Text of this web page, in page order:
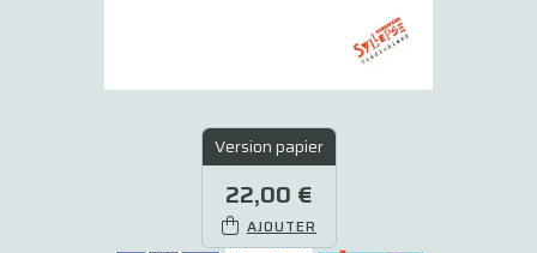
Version papier
22,00 €
AJOUTER